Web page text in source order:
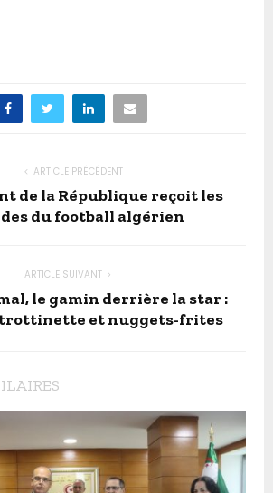
ARTICLE PRÉCÉDENT
de la République reçoit les
du football algérien
ARTICLE SUIVANT
le gamin derrière la star :
trottinette et nuggets-frites